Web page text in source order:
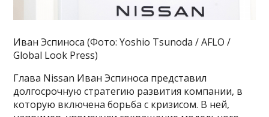
Иван Эспиноса (Фото: Yoshio Tsunoda / AFLO /
Global Look Press)
Глава Nissan Иван Эспиноса представил
долгосрочную стратегию развития компании, в
которую включена борьба с кризисом. В ней,